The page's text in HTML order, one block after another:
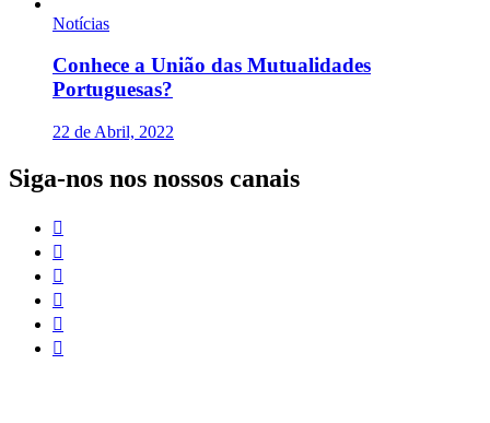
Notícias
Conhece a União das Mutualidades
Portuguesas?
22 de Abril, 2022
Siga-nos nos nossos canais